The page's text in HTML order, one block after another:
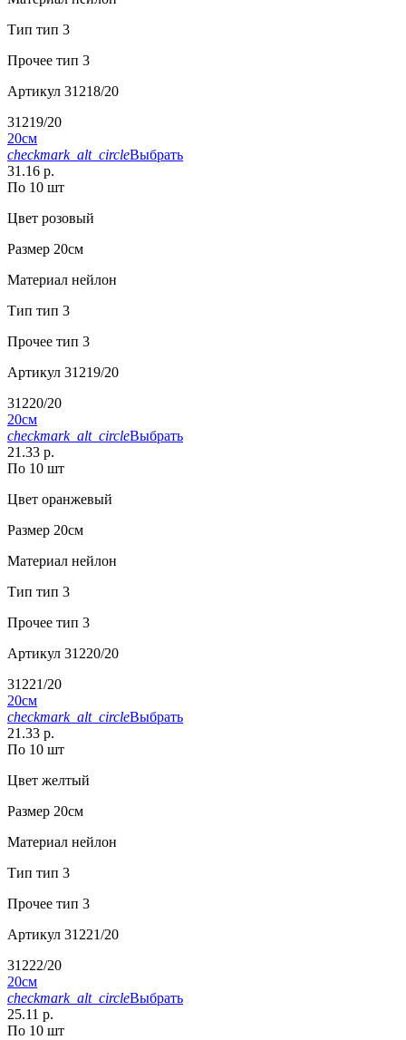
Тип тип 3
Прочее тип 3
Артикул 31218/20
31219/20
20см
checkmark_alt_circleВыбрать
31.16 р.
По 10 шт
Цвет розовый
Размер 20см
Материал нейлон
Тип тип 3
Прочее тип 3
Артикул 31219/20
31220/20
20см
checkmark_alt_circleВыбрать
21.33 р.
По 10 шт
Цвет оранжевый
Размер 20см
Материал нейлон
Тип тип 3
Прочее тип 3
Артикул 31220/20
31221/20
20см
checkmark_alt_circleВыбрать
21.33 р.
По 10 шт
Цвет желтый
Размер 20см
Материал нейлон
Тип тип 3
Прочее тип 3
Артикул 31221/20
31222/20
20см
checkmark_alt_circleВыбрать
25.11 р.
По 10 шт